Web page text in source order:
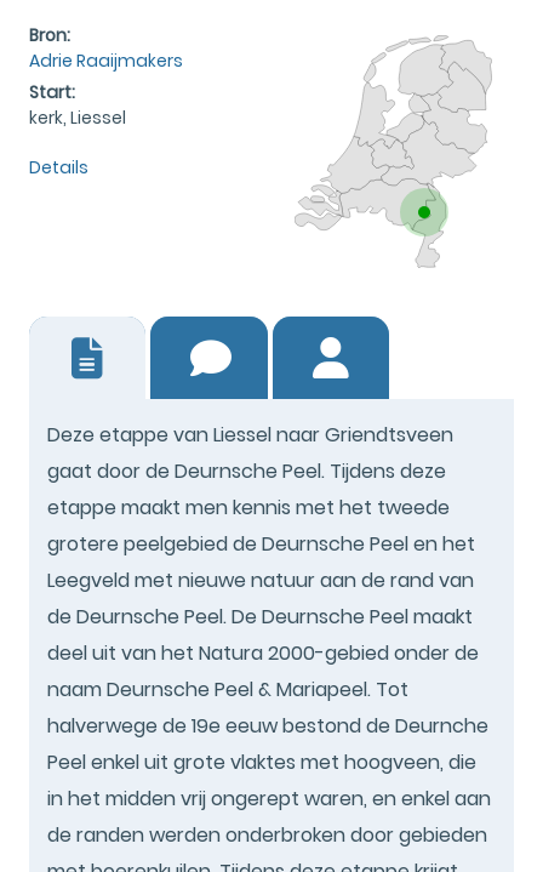
Bron:
Adrie Raaijmakers
Start:
kerk, Liessel
Details
Deze etappe van Liessel naar Griendtsveen
gaat door de Deurnsche Peel. Tijdens deze
etappe maakt men kennis met het tweede
grotere peelgebied de Deurnsche Peel en het
Leegveld met nieuwe natuur aan de rand van
de Deurnsche Peel. De Deurnsche Peel maakt
deel uit van het Natura 2000-gebied onder de
naam Deurnsche Peel & Mariapeel. Tot
halverwege de 19e eeuw bestond de Deurnche
Peel enkel uit grote vlaktes met hoogveen, die
in het midden vrij ongerept waren, en enkel aan
de randen werden onderbroken door gebieden